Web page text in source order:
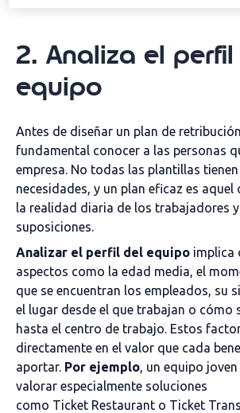
2. Analiza el
equipo
Antes de diseñar un plan de
fundamental conocer a las personas
empresa. No todas las plantillas
necesidades, y un plan eficaz es aquel
la realidad diaria de los trabajadores y
suposiciones.
Analizar el perfil del equipo implica
aspectos como la edad media, el
que se encuentran los empleados, su
el lugar desde el que trabajan o cómo
hasta el centro de trabajo. Estos
directamente en el valor que cada
aportar. Por ejemplo, un equipo
valorar especialmente soluciones
como Ticket Restaurant o Ticket